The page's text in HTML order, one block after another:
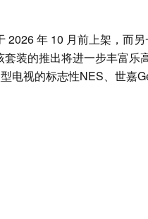
2026 年 10 月前上架，而
装的推出将进一步丰富乐
电视的标志性NES、世嘉